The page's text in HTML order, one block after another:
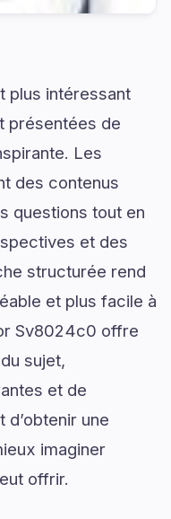
plus intéressant
présentées de
Les
des contenus
questions tout en
et des
structurée rend
et plus facile à
Sv8024c0 offre
sujet,
et de
une
imaginer
offrir.